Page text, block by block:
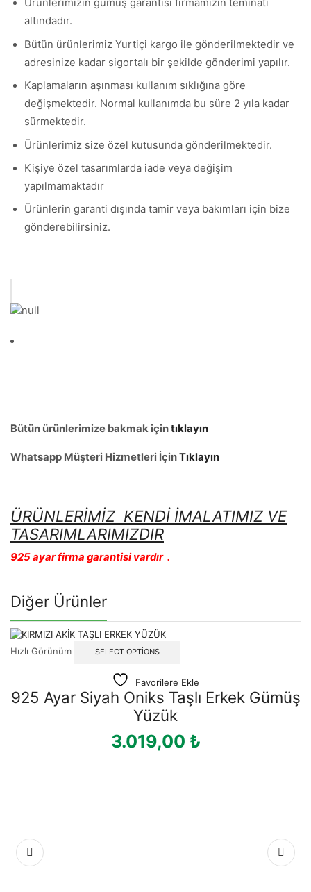
Ürünlerimizin gümüş garantisi firmamızın teminatı
altındadır.
Bütün ürünlerimiz Yurtiçi kargo ile gönderilmektedir ve
adresinize kadar sigortalı bir şekilde gönderimi yapılır.
Kaplamaların aşınması kullanım sıklığına göre
değişmektedir. Normal kullanımda bu süre 2 yıla kadar
sürmektedir.
Ürünlerimiz size özel kutusunda gönderilmektedir.
Kişiye özel tasarımlarda iade veya değişim
yapılmamaktadır
Ürünlerin garanti dışında tamir veya bakımları için bize
gönderebilirsiniz.
Bütün ürünlerimize bakmak içintıklayın
Whatsapp Müşteri Hizmetleri İçinTıklayın
ÜRÜNLERİMİZ KENDİ İMALATIMIZ VE
TASARIMLARIMIZDIR
925 ayar firma garantisi vardır .
Diğer Ürünler
Hızlı Görünüm SELECT OPTIONS
Favorilere Ekle
925 Ayar Siyah Oniks Taşlı Erkek Gümüş
Yüzük
3.019,00 ₺